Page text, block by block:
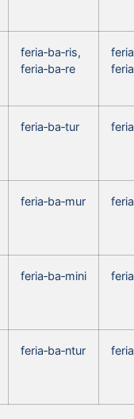
feria‑ba‑ris,
feria‑ba‑re
feria‑ba‑tur
feria‑ba‑mur
feria‑ba‑mini
feria‑ba‑ntur